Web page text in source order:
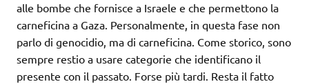
alle bombe che fornisce a Israele e che permettono la
carneficina a Gaza. Personalmente, in questa fase non
parlo di genocidio, ma di carneficina. Come storico, sono
sempre restio a usare categorie che identificano il
presente con il passato. Forse più tardi. Resta il fatto